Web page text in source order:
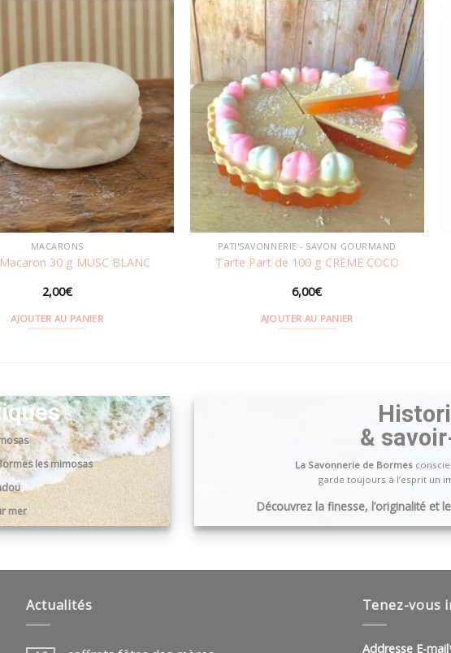
à la
wishlist
MACARONS
30 g MUSC BLANC
2,00€
AJOUTER AU PANIER
Ajouter
à la
wishlist
PATI'SAVONNERIE - SAVON GOURMAND
Tarte Part de 100 g CREME COCO
6,00€
AJOUTER AU PANIER
les mimosas
mer
&
La Savonnerie de Bormes
garde toujours à l’esprit un
Découvrez la finesse, l’originalité
Actualités Tenez-vous
Addresse E-